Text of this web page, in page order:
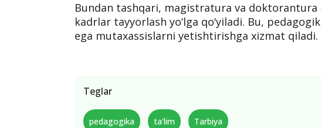
Bundan tashqari, magistratura va
kadrlar tayyorlash yo‘lga qo‘yiladi. Bu,
ega mutaxassislarni yetishtirishga xizmat qiladi.
Teglar
pedagogika ta'lim Tarbiya